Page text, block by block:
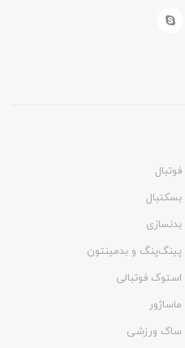
فوتبال
بسکتبال
بدنسازی
پینگ‌پنگ و بدمينتون
استوک فوتبالی
ماساژور
ساک ورزشی